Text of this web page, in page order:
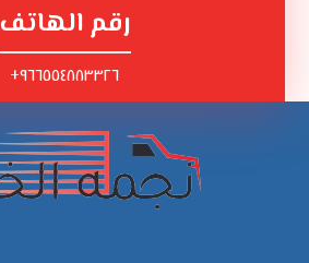
رقم الهاتف
٩٦٦٥٥٤٨٨٣٣٢٦+